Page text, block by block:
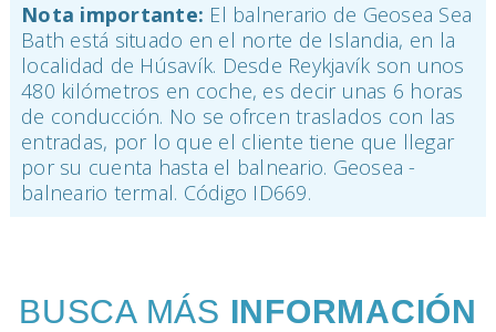
Nota importante: El balnerario de Geosea Sea
Bath está situado en el norte de Islandia, en la
localidad de Húsavík. Desde Reykjavík son unos
480 kilómetros en coche, es decir unas 6 horas
de conducción. No se ofrcen traslados con las
entradas, por lo que el cliente tiene que llegar
por su cuenta hasta el balneario. Geosea -
balneario termal. Código ID669.
BUSCA MÁS INFORMACIÓN